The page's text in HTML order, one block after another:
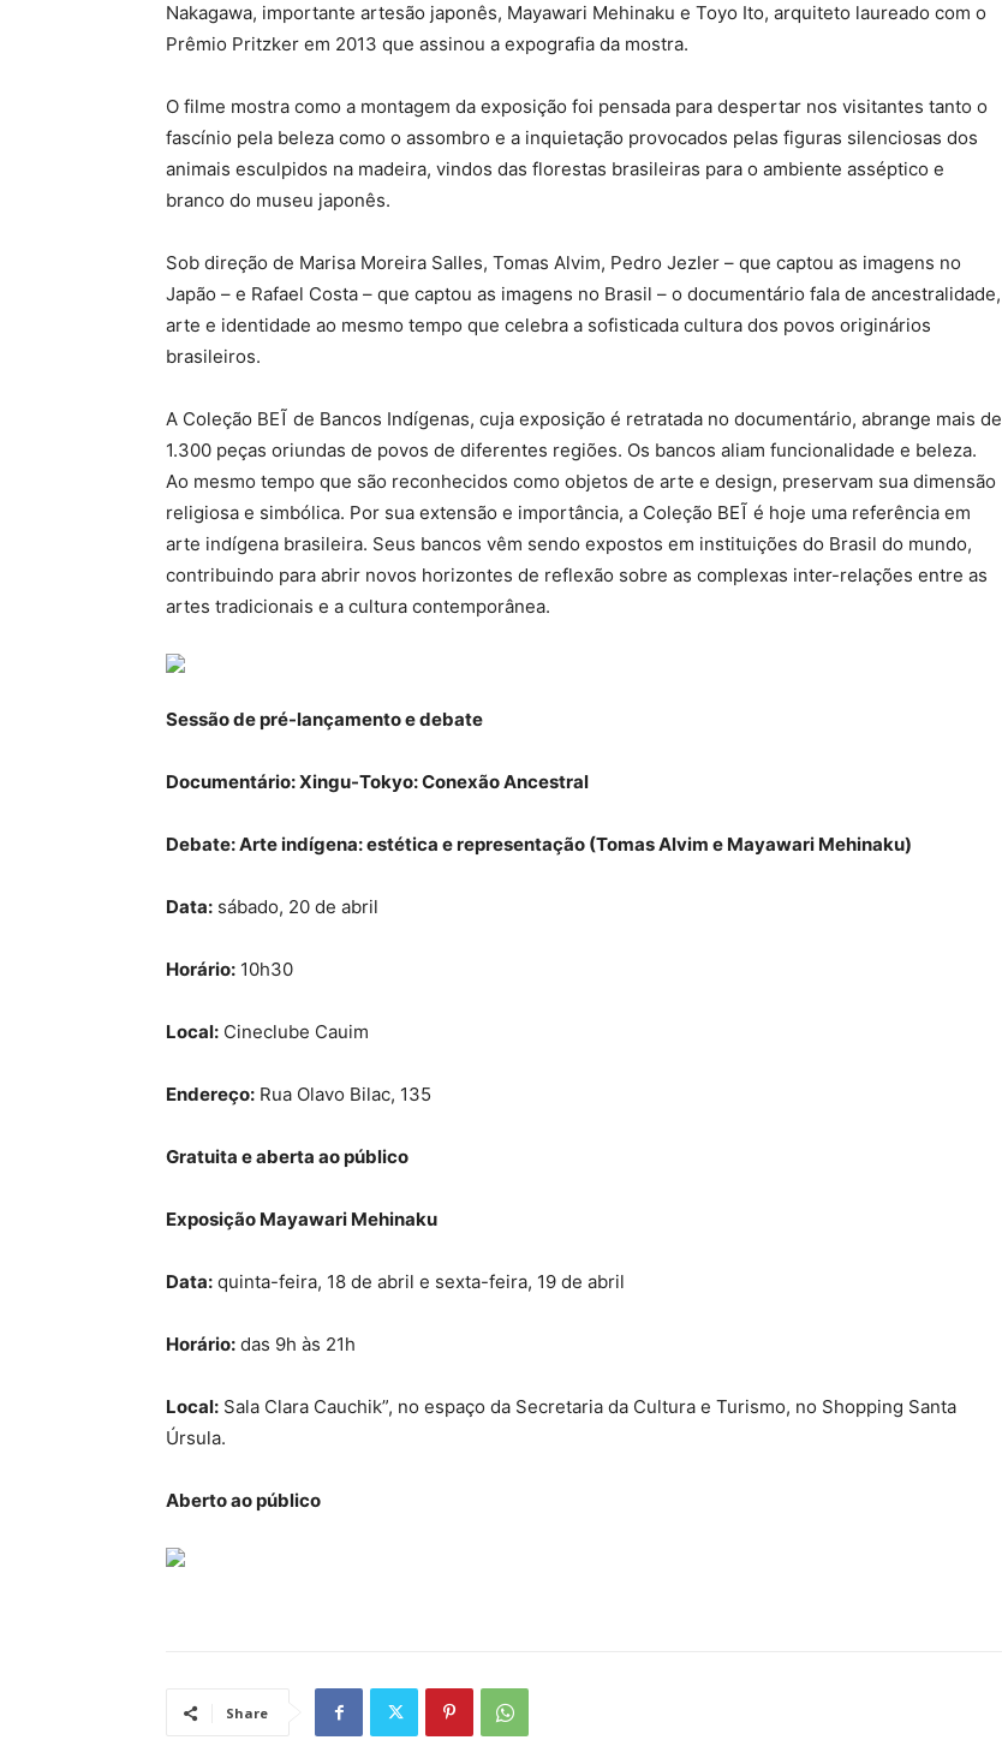
Nakagawa, importante artesão japonês, Mayawari Mehinaku e Toyo Ito, arquiteto laureado com o
Prêmio Pritzker em 2013 que assinou a expografia da mostra.
O filme mostra como a montagem da exposição foi pensada para despertar nos visitantes tanto o
fascínio pela beleza como o assombro e a inquietação provocados pelas figuras silenciosas dos
animais esculpidos na madeira, vindos das florestas brasileiras para o ambiente asséptico e
branco do museu japonês.
Sob direção de Marisa Moreira Salles, Tomas Alvim, Pedro Jezler – que captou as imagens no
Japão – e Rafael Costa – que captou as imagens no Brasil – o documentário fala de ancestralidade,
arte e identidade ao mesmo tempo que celebra a sofisticada cultura dos povos originários
brasileiros.
A Coleção BEĨ de Bancos Indígenas, cuja exposição é retratada no documentário, abrange mais de
1.300 peças oriundas de povos de diferentes regiões. Os bancos aliam funcionalidade e beleza.
Ao mesmo tempo que são reconhecidos como objetos de arte e design, preservam sua dimensão
religiosa e simbólica. Por sua extensão e importância, a Coleção BEĨ é hoje uma referência em
arte indígena brasileira. Seus bancos vêm sendo expostos em instituições do Brasil do mundo,
contribuindo para abrir novos horizontes de reflexão sobre as complexas inter-relações entre as
artes tradicionais e a cultura contemporânea.
Sessão de pré-lançamento e debate
Documentário: Xingu-Tokyo: Conexão Ancestral
Debate: Arte indígena: estética e representação (Tomas Alvim e Mayawari Mehinaku)
Data: sábado, 20 de abril
Horário: 10h30
Local: Cineclube Cauim
Endereço: Rua Olavo Bilac, 135
Gratuita e aberta ao público
Exposição Mayawari Mehinaku
Data: quinta-feira, 18 de abril e sexta-feira, 19 de abril
Horário: das 9h às 21h
Local: Sala Clara Cauchik”, no espaço da Secretaria da Cultura e Turismo, no Shopping Santa
Úrsula.
Aberto ao público
Share